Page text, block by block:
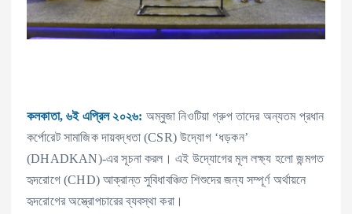
কলকাতা, ৬ই এপ্রিল ২০২৬: অম্বুজা নিওটিয়া গ্রুপ তাদের অন্যতম প্রধান
কর্পোরেট সামাজিক দায়বদ্ধতা (CSR) উদ্যোগ ‘ধড়কন’
(DHADKAN)-এর সূচনা করল। এই উদ্যোগের মূল লক্ষ্য হলো জন্মগত
হৃদরোগে (CHD) আক্রান্ত সুবিধাবঞ্চিত শিশুদের জন্য সম্পূর্ণ অর্থায়নে
হৃদরোগের অস্ত্রোপচারের ব্যবস্থা করা।